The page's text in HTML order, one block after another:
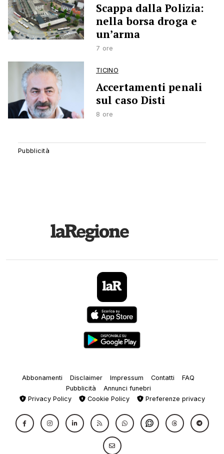
Scappa dalla Polizia:
nella borsa droga e
un’arma
7 ore
TICINO
Accertamenti penali
sul caso Disti
8 ore
Abbonamenti Disclaimer Impressum Contatti
FAQ
Pubblicità
Annunci funebri
Privacy Policy
Cookie Policy Preferenze privacy